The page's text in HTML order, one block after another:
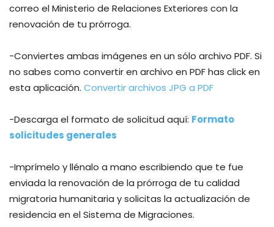
correo el Ministerio de Relaciones Exteriores con la
renovación de tu prórroga.
-Conviertes ambas imágenes en un sólo archivo PDF. Si
no sabes como convertir en archivo en PDF has click en
esta aplicación. Convertir archivos JPG a PDF
-Descarga el formato de solicitud aquí: Formato
solicitudes generales
-Imprímelo y llénalo a mano escribiendo que te fue
enviada la renovación de la prórroga de tu calidad
migratoria humanitaria y solicitas la actualización de
residencia en el Sistema de Migraciones.